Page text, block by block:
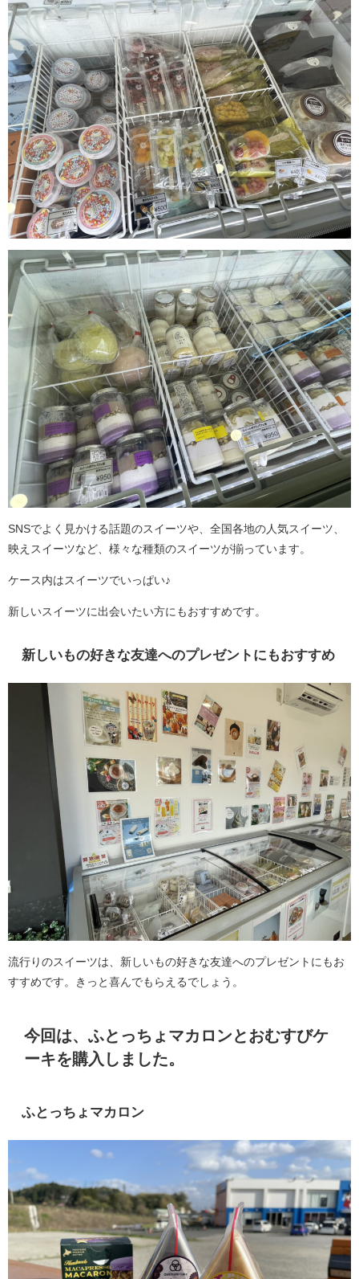
SNSでよく見かける話題のスイーツや、全国各地の人気スイーツ、
映えスイーツなど、様々な種類のスイーツが揃っています。
ケース内はスイーツでいっぱい♪
新しいスイーツに出会いたい方にもおすすめです。
新しいもの好きな友達へのプレゼントにもおすすめ
流行りのスイーツは、新しいもの好きな友達へのプレゼントにもお
すすめです。きっと喜んでもらえるでしょう。
今回は、ふとっちょマカロンとおむすびケ
ーキを購入しました。
ふとっちょマカロン